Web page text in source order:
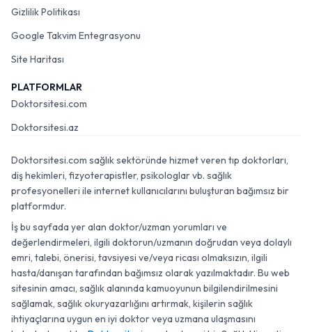
Gizlilik Politikası
Google Takvim Entegrasyonu
Site Haritası
PLATFORMLAR
Doktorsitesi.com
Doktorsitesi.az
Doktorsitesi.com sağlık sektöründe hizmet veren tıp doktorları,
diş hekimleri, fizyoterapistler, psikologlar vb. sağlık
profesyonelleri ile internet kullanıcılarını buluşturan bağımsız bir
platformdur.
İş bu sayfada yer alan doktor/uzman yorumları ve
değerlendirmeleri, ilgili doktorun/uzmanın doğrudan veya dolaylı
emri, talebi, önerisi, tavsiyesi ve/veya ricası olmaksızın, ilgili
hasta/danışan tarafından bağımsız olarak yazılmaktadır. Bu web
sitesinin amacı, sağlık alanında kamuoyunun bilgilendirilmesini
sağlamak, sağlık okuryazarlığını artırmak, kişilerin sağlık
ihtiyaçlarına uygun en iyi doktor veya uzmana ulaşmasını